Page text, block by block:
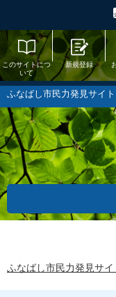
このサイトにつ
いて
新規登録
ふなばし市民力発見サイト
ふなばし市民力発見サイ